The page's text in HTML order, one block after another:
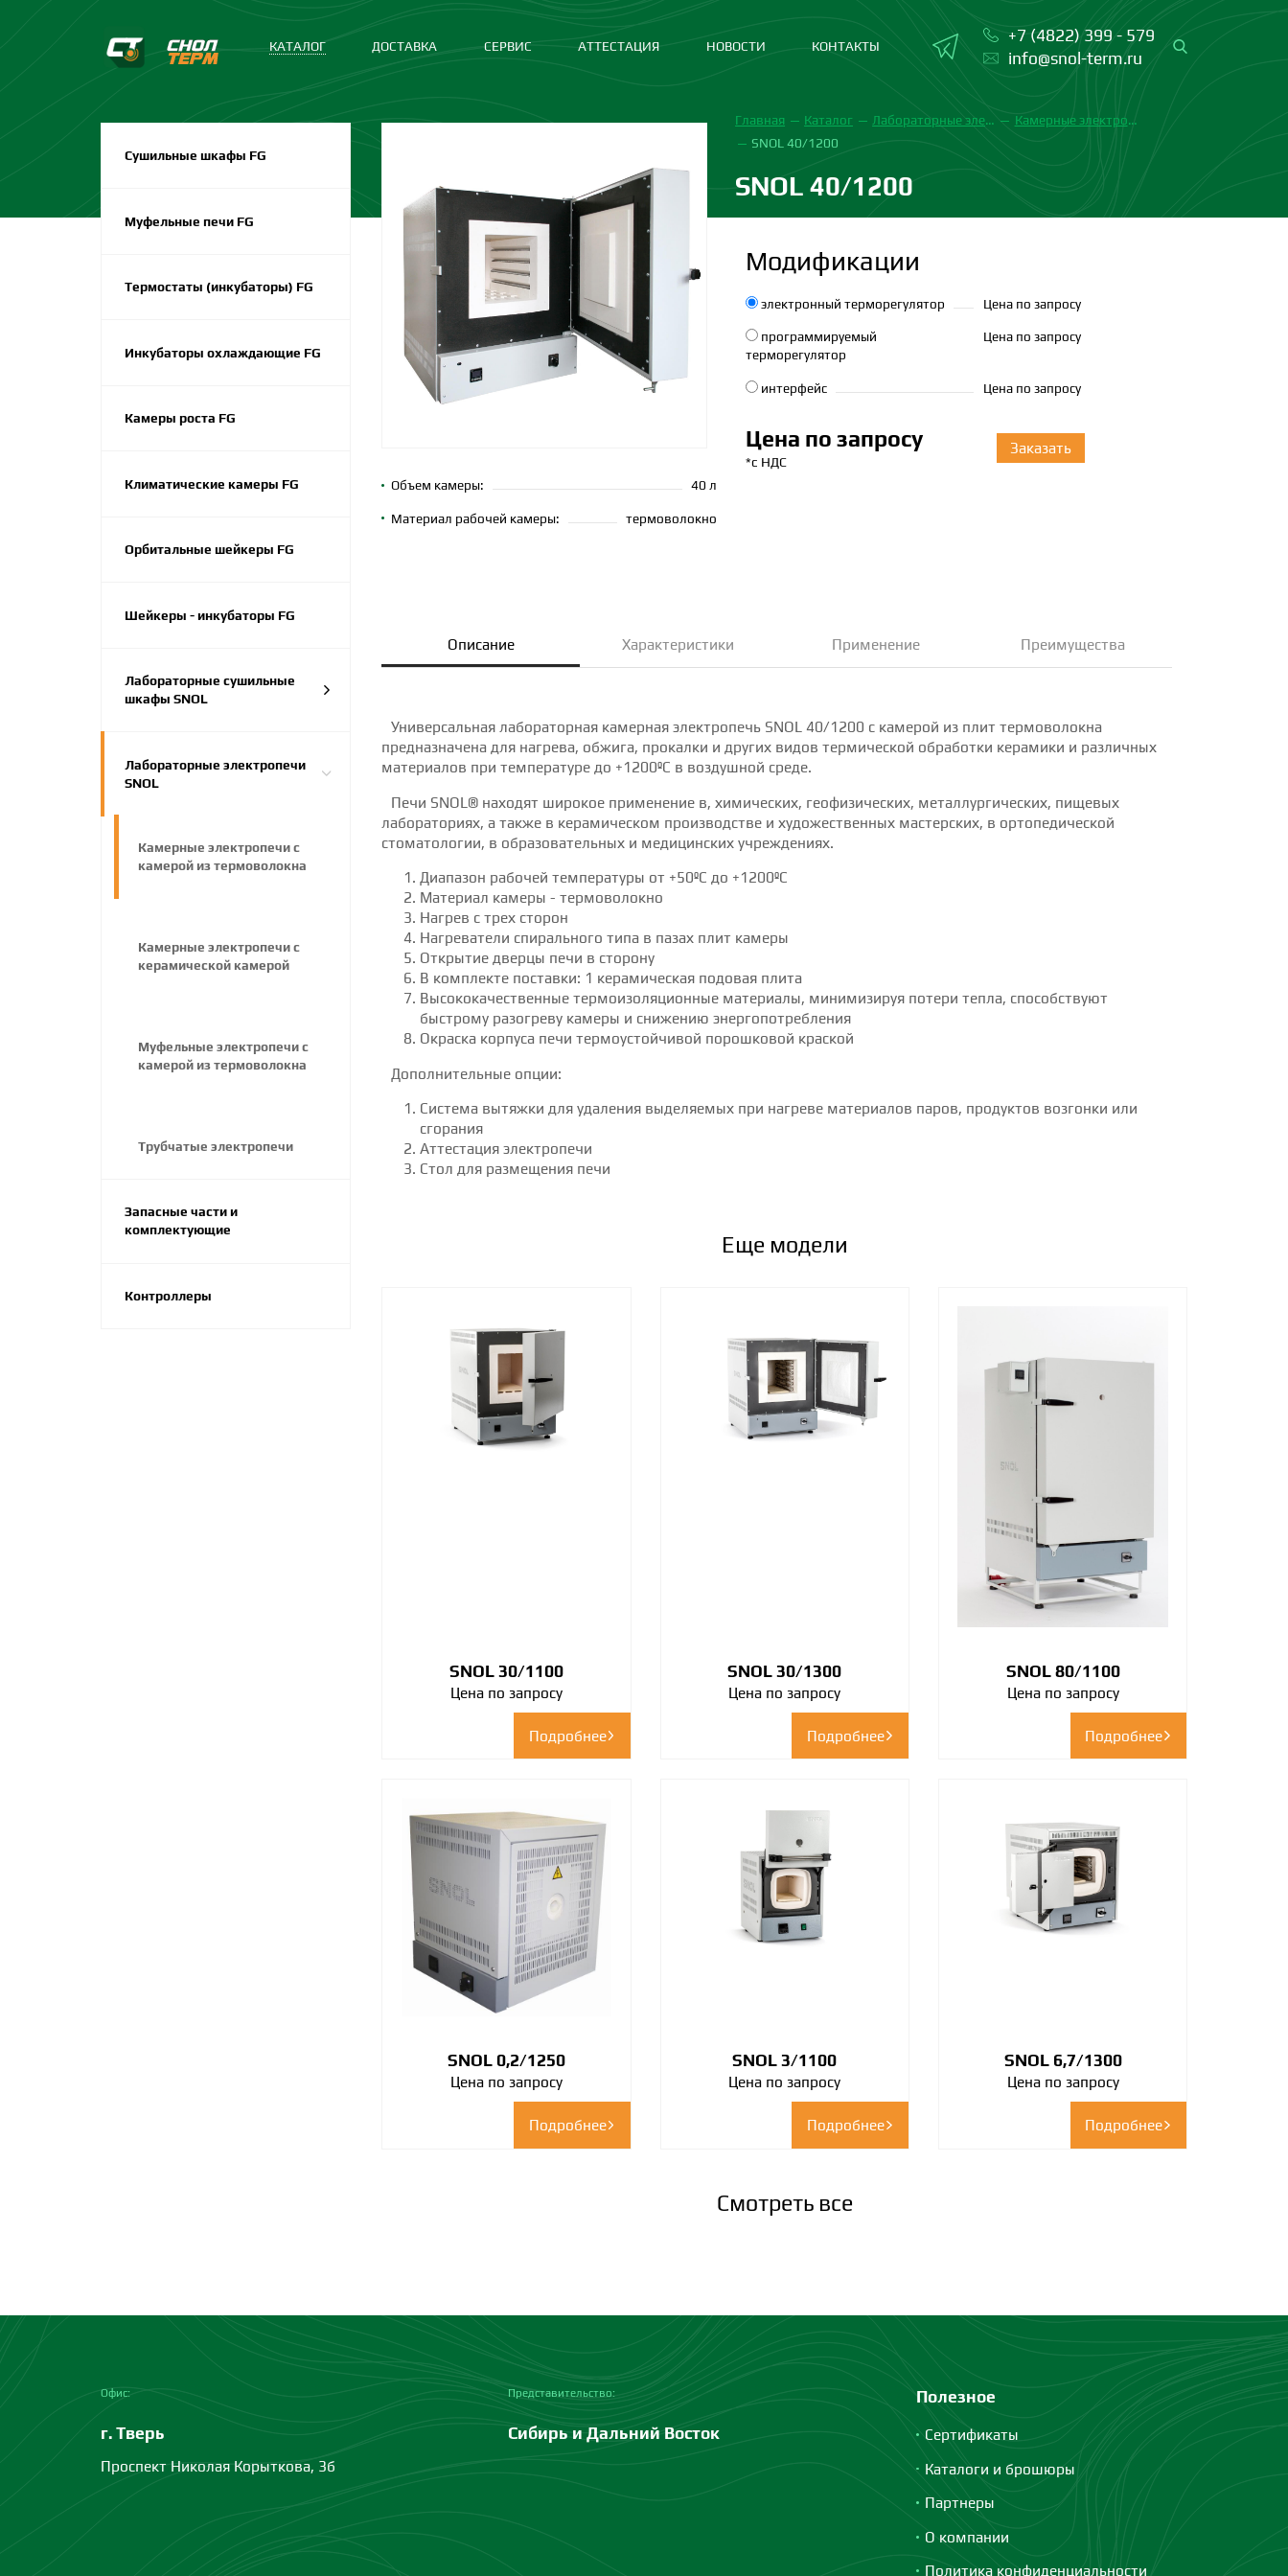
КАТАЛОГ ДОСТАВКА СЕРВИС АТТЕСТАЦИЯ НОВОСТИ КОНТАКТЫ
+7 (4822) 399 - 579
info@snol-term.ru
Главная Каталог Лабораторные электропечи SNOL
Камерные электропечи с камерой из термоволокна
SNOL 40/1200
SNOL 40/1200
Сушильные шкафы FG
Муфельные печи FG
Термостаты (инкубаторы) FG
Инкубаторы охлаждающие FG
Камеры роста FG
Климатические камеры FG
Орбитальные шейкеры FG
Шейкеры - инкубаторы FG
Лабораторные сушильные
шкафы SNOL
Лабораторные электропечи
SNOL
Камерные электропечи с
камерой из термоволокна
Камерные электропечи с
керамической камерой
Муфельные электропечи с
камерой из термоволокна
Трубчатые электропечи
Запасные части и
комплектующие
Контроллеры
Объем камеры: 40 л
Материал рабочей камеры: термоволокно
Модификации
электронный терморегулятор Цена по запросу
программируемый
терморегулятор
Цена по запросу
интерфейс Цена по запросу
Цена по запросу
*с НДС
Заказать
Описание Характеристики Применение Преимущества
Универсальная лабораторная камерная электропечь SNOL 40/1200 с камерой из плит термоволокна
предназначена для нагрева, обжига, прокалки и других видов термической обработки керамики и различных
материалов при температуре до +1200ºC в воздушной среде.
Печи SNOL® находят широкое применение в, химических, геофизических, металлургических, пищевых
лабораториях, а также в керамическом производстве и художественных мастерских, в ортопедической
стоматологии, в образовательных и медицинских учреждениях.
Диапазон рабочей температуры от +50ºC до +1200ºC
Материал камеры - термоволокно
Нагрев с трех сторон
Нагреватели спирального типа в пазах плит камеры
Открытие дверцы печи в сторону
В комплекте поставки: 1 керамическая подовая плита
Высококачественные термоизоляционные материалы, минимизируя потери тепла, способствуют
быстрому разогреву камеры и снижению энергопотребления
Окраска корпуса печи термоустойчивой порошковой краской
Дополнительные опции:
Система вытяжки для удаления выделяемых при нагреве материалов паров, продуктов возгонки или
сгорания
Аттестация электропечи
Стол для размещения печи
Еще модели
SNOL 30/1100
Цена по запросу
Подробнее
SNOL 30/1300
Цена по запросу
Подробнее
SNOL 80/1100
Цена по запросу
Подробнее
SNOL 0,2/1250
Цена по запросу
Подробнее
SNOL 3/1100
Цена по запросу
Подробнее
SNOL 6,7/1300
Цена по запросу
Подробнее
Смотреть все
Офис:
г. Тверь
Проспект Николая Корыткова, 3б
Представительство:
Сибирь и Дальний Восток
Полезное
Сертификаты
Каталоги и брошюры
Партнеры
О компании
Политика конфиденциальности